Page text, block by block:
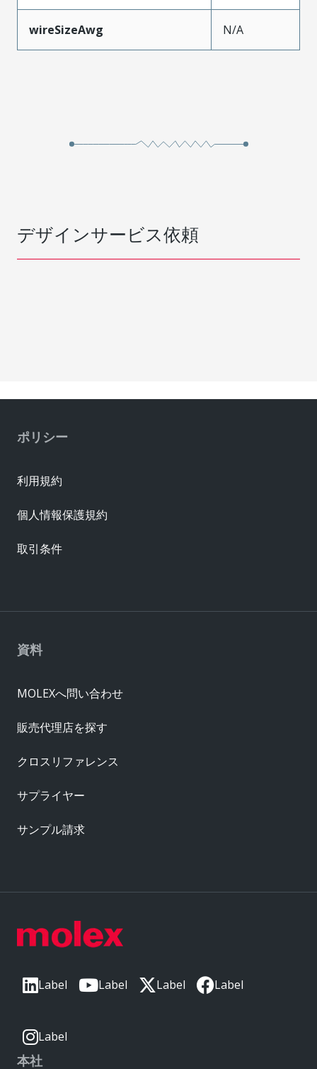
wireSizeAwg N/A
デザインサービス依頼
Label Label Label Label
Label
本社
資料
MOLEXへ問い合わせ
販売代理店を探す
クロスリファレンス
サプライヤー
サンプル請求
ポリシー
利用規約
個人情報保護規約
取引条件